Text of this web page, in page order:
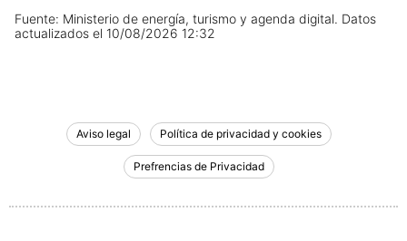
Fuente: Ministerio de energía, turismo y agenda digital. Datos
actualizados el 10/08/2026 12:32
Aviso legal Política de privacidad y cookies
Prefrencias de Privacidad